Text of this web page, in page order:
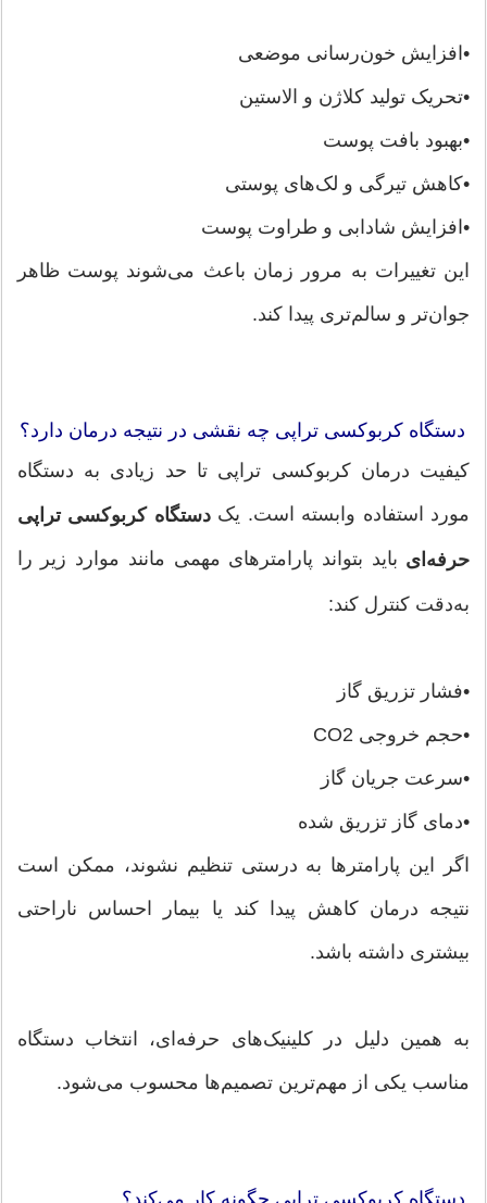
•افزایش خون‌رسانی موضعی
•تحریک تولید کلاژن و الاستین
•بهبود بافت پوست
•کاهش تیرگی و لک‌های پوستی
•افزایش شادابی و طراوت پوست
این تغییرات به مرور زمان باعث می‌شوند پوست ظاهر
جوان‌تر و سالم‌تری پیدا کند.
دستگاه کربوکسی تراپی چه نقشی در نتیجه درمان دارد؟
کیفیت درمان کربوکسی تراپی تا حد زیادی به دستگاه
مورد استفاده وابسته است. یکدستگاه کربوکسی تراپی
حرفه‌ای باید بتواند پارامترهای مهمی مانند موارد زیر را
به‌دقت کنترل کند:
•فشار تزریق گاز
•حجم خروجی CO2
•سرعت جریان گاز
•دمای گاز تزریق شده
اگر این پارامترها به درستی تنظیم نشوند، ممکن است
نتیجه درمان کاهش پیدا کند یا بیمار احساس ناراحتی
بیشتری داشته باشد.
به همین دلیل در کلینیک‌های حرفه‌ای، انتخاب دستگاه
مناسب یکی از مهم‌ترین تصمیم‌ها محسوب می‌شود.
دستگاه کربوکسی تراپی چگونه کار می‌کند؟